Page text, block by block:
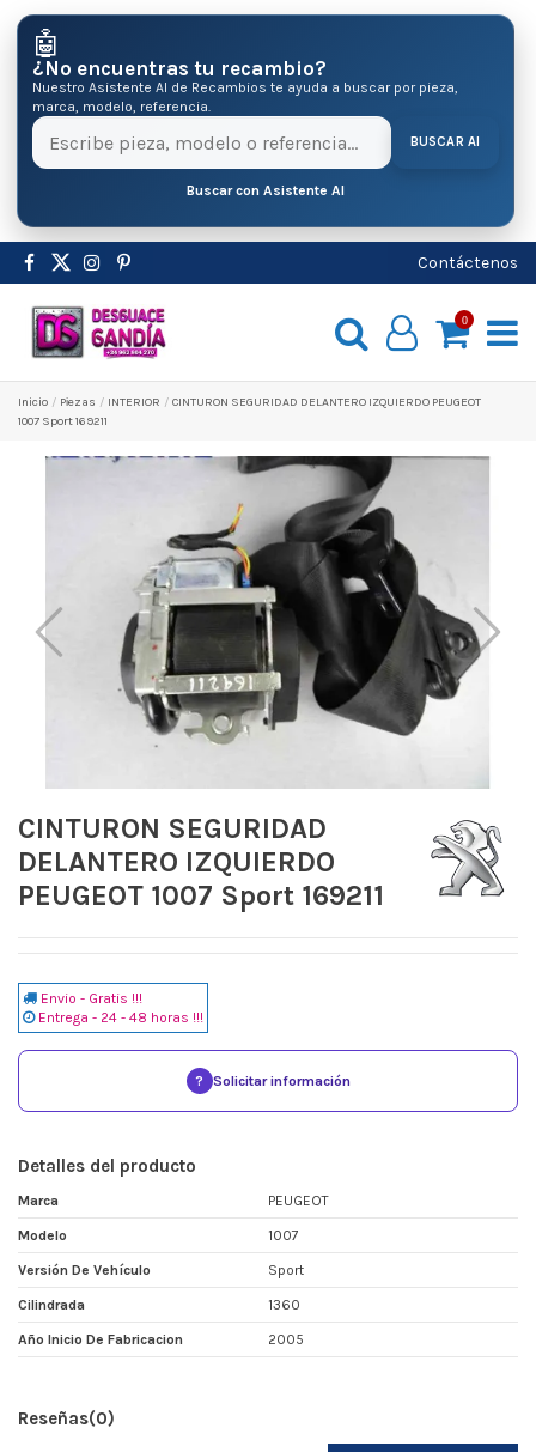
🤖
¿No encuentras tu recambio?
Nuestro Asistente AI de Recambios te ayuda a buscar por pieza,
marca, modelo, referencia.
BUSCAR AI
Buscar con Asistente AI
Contáctenos
0
Inicio Pіezas INTERIOR
CINTURON SEGURIDAD DELANTERO IZQUIERDO PEUGEOT
1007 Sport 169211
CINTURON SEGURIDAD
DELANTERO IZQUIERDO
PEUGEOT 1007 Sport 169211
Envio - Gratis !!!
Entrega - 24 - 48 horas !!!
? Solicitar información
Detalles del producto
Marca PEUGEOT
Modelo 1007
Versión De Vehículo Sport
Cilindrada 1360
Año Inicio De Fabricacion 2005
Reseñas(0)